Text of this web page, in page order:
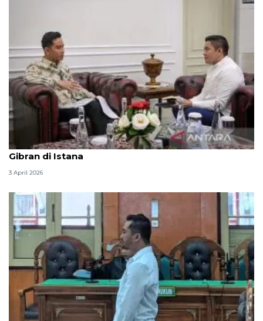
Seskab Teddy silaturahmi Idul Fitri ke Wapres
Gibran di Istana
3 April 2026